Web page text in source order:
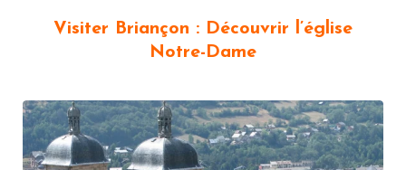
Visiter Briançon : Découvrir l’église
Notre-Dame